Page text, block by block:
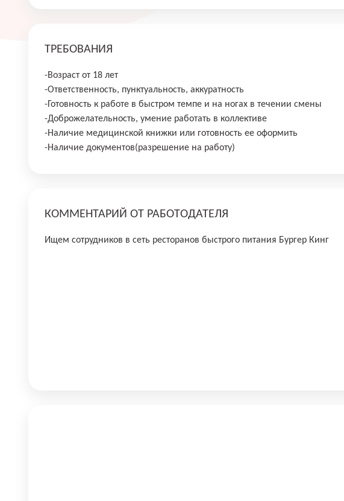
ТРЕБОВАНИЯ
-Возраст от 18 лет
-Ответственность, пунктуальность, аккуратность
-Готовность к работе в быстром темпе и на ногах в течении смены
-Доброжелательность, умение работать в коллективе
-Наличие медицинской книжки или готовность ее оформить
-Наличие документов(разрешение на работу)
КОММЕНТАРИЙ ОТ РАБОТОДАТЕЛЯ
Ищем сотрудников в сеть ресторанов быстрого питания Бургер Кинг